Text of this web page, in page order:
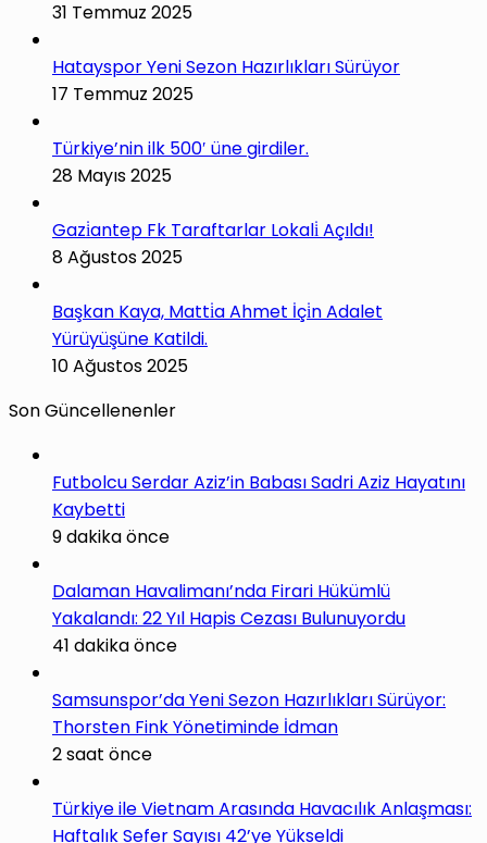
31 Temmuz 2025
Hatayspor Yeni Sezon Hazırlıkları Sürüyor
17 Temmuz 2025
Türkiye’nin ilk 500′ üne girdiler.
28 Mayıs 2025
Gazi̇antep Fk Taraftarlar Lokali̇ Açıldı!
8 Ağustos 2025
Başkan Kaya, Matti̇a Ahmet İçi̇n Adalet
Yürüyüşüne Katildi.
10 Ağustos 2025
Son Güncellenenler
Futbolcu Serdar Aziz’in Babası Sadri Aziz Hayatını
Kaybetti
9 dakika önce
Dalaman Havalimanı’nda Firari Hükümlü
Yakalandı: 22 Yıl Hapis Cezası Bulunuyordu
41 dakika önce
Samsunspor’da Yeni Sezon Hazırlıkları Sürüyor:
Thorsten Fink Yönetiminde İdman
2 saat önce
Türkiye ile Vietnam Arasında Havacılık Anlaşması:
Haftalık Sefer Sayısı 42’ye Yükseldi